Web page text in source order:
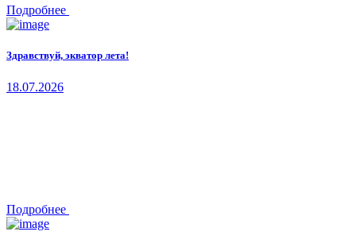
Подробнее
Здравствуй, экватор лета!
18.07.2026
Подробнее